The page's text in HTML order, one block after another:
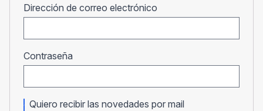
Dirección de correo electrónico
Contraseña
Quiero recibir las novedades por mail